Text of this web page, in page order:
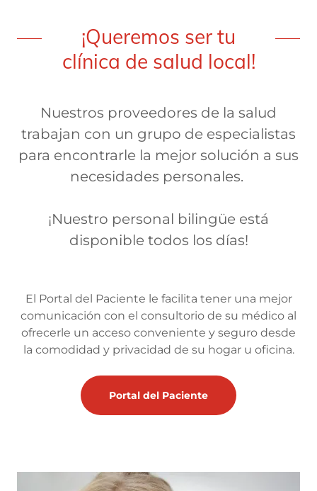
¡Queremos ser tu
clínica de salud local!
Nuestros proveedores de la salud
trabajan con un grupo de especialistas
para encontrarle la mejor solución a sus
necesidades personales.
¡Nuestro personal bilingüe está
disponible todos los días!
El Portal del Paciente le facilita tener una mejor
comunicación con el consultorio de su médico al
ofrecerle un acceso conveniente y seguro desde
la comodidad y privacidad de su hogar u oficina.
Portal del Paciente